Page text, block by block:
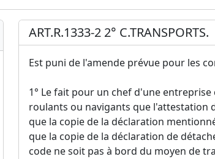
ART.R.1333-2 2° C.TRANSPORTS.
Est puni de l'amende prévue pour les
1° Le fait pour un chef d'une
roulants ou navigants que l'attestation
que la copie de la déclaration
que la copie de la déclaration de
code ne soit pas à bord du moyen de